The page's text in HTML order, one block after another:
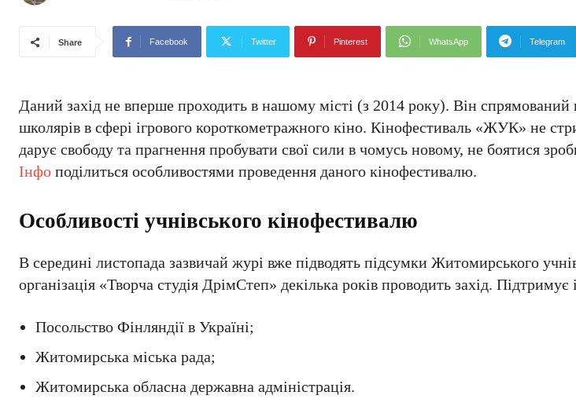
Share Facebook Twitter Pinterest WhatsApp Telegram
Даний захід не вперше проходить в нашому місті (з 2014 року). Він спрямований
школярів в сфері ігрового короткометражного кіно. Кінофестиваль «ЖУК» не
дарує свободу та прагнення пробувати свої сили в чомусь новому, не боятися
Інфо поділиться особливостями проведення даного кінофестивалю.
Особливості учнівського кінофестивалю
В середині листопада зазвичай журі вже підводять підсумки Житомирського
організація «Творча студія ДрімСтеп» декілька років проводить захід. Підтримує
Посольство Фінляндії в Україні;
Житомирська міська рада;
Житомирська обласна державна адміністрація.